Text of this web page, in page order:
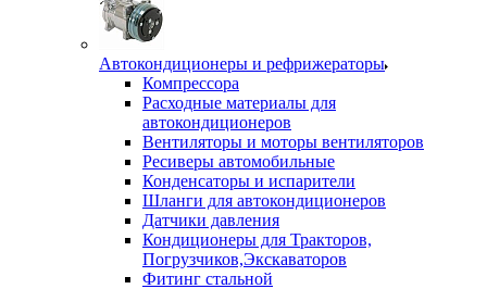
Автокондиционеры и рефрижераторы
Компрессора
Расходные материалы для
автокондиционеров
Вентиляторы и моторы вентиляторов
Ресиверы автомобильные
Конденсаторы и испарители
Шланги для автокондиционеров
Датчики давления
Кондиционеры для Тракторов,
Погрузчиков,Экскаваторов
Фитинг стальной